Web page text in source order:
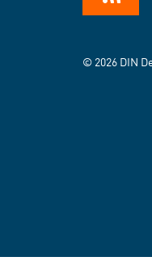
© 2026 DIN